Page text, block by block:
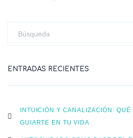
ENTRADAS RECIENTES
INTUICIÓN Y CANALIZACIÓN: QUÉ
GUIARTE EN TU VIDA